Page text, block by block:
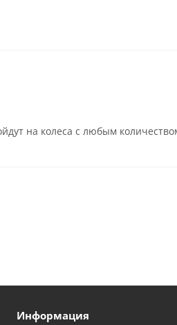
на колеса с любым
Информация